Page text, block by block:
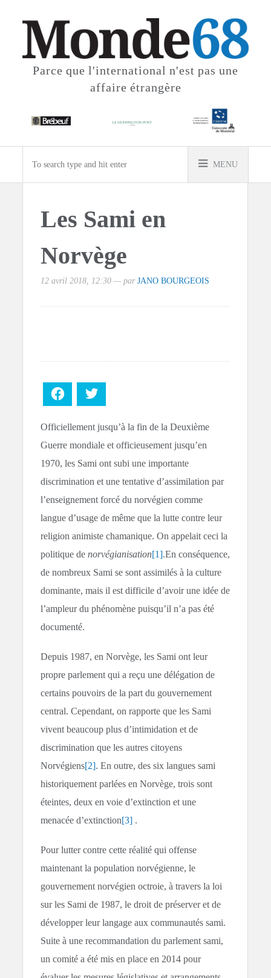
Parce que l'international n'est pas une
affaire étrangère
MENU
Les Sami en
Norvège
12 avril 2018, 12:30 — parJANO BOURGEOIS
Facebook
Officiellement jusqu’à la fin de la Deuxième
Guerre mondiale et officieusement jusqu’en
1970, les Sami ont subi une importante
discrimination et une tentative d’assimilation par
l’enseignement forcé du norvégien comme
langue d’usage de même que la lutte contre leur
religion animiste chamanique. On appelait ceci la
politique denorvégianisation[1].En conséquence,
de nombreux Sami se sont assimilés à la culture
dominante, mais il est difficile d’avoir une idée de
l’ampleur du phénomène puisqu’il n’a pas été
documenté.
Depuis 1987, en Norvège, les Sami ont leur
propre parlement qui a reçu une délégation de
certains pouvoirs de la part du gouvernement
central. Cependant, on rapporte que les Sami
vivent beaucoup plus d’intimidation et de
discrimination que les autres citoyens
Norvégiens[2]. En outre, des six langues sami
historiquement parlées en Norvège, trois sont
éteintes, deux en voie d’extinction et une
menacée d’extinction[3] .
Pour lutter contre cette réalité qui offense
maintenant la population norvégienne, le
gouvernement norvégien octroie, à travers la loi
sur les Sami de 1987, le droit de préserver et de
développer leur langage aux communautés sami.
Suite à une recommandation du parlement sami,
un comité a été mis en place en 2014 pour